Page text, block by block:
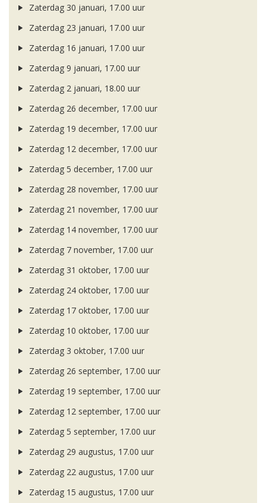
Zaterdag 30 januari, 17.00 uur
Zaterdag 23 januari, 17.00 uur
Zaterdag 16 januari, 17.00 uur
Zaterdag 9 januari, 17.00 uur
Zaterdag 2 januari, 18.00 uur
Zaterdag 26 december, 17.00 uur
Zaterdag 19 december, 17.00 uur
Zaterdag 12 december, 17.00 uur
Zaterdag 5 december, 17.00 uur
Zaterdag 28 november, 17.00 uur
Zaterdag 21 november, 17.00 uur
Zaterdag 14 november, 17.00 uur
Zaterdag 7 november, 17.00 uur
Zaterdag 31 oktober, 17.00 uur
Zaterdag 24 oktober, 17.00 uur
Zaterdag 17 oktober, 17.00 uur
Zaterdag 10 oktober, 17.00 uur
Zaterdag 3 oktober, 17.00 uur
Zaterdag 26 september, 17.00 uur
Zaterdag 19 september, 17.00 uur
Zaterdag 12 september, 17.00 uur
Zaterdag 5 september, 17.00 uur
Zaterdag 29 augustus, 17.00 uur
Zaterdag 22 augustus, 17.00 uur
Zaterdag 15 augustus, 17.00 uur